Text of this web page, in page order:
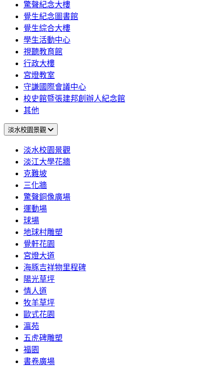
驚聲紀念大樓
覺生紀念圖書館
覺生綜合大樓
學生活動中心
視聽教育館
行政大樓
宮燈教室
守謙國際會議中心
校史館暨張建邦創辦人紀念館
其他
淡水校園景觀
淡水校園景觀
淡江大學花牆
克難坡
三化牆
驚聲銅像廣場
運動場
球場
地球村雕塑
覺軒花園
宮燈大道
海豚吉祥物里程碑
陽光草坪
情人道
牧羊草坪
歐式花園
瀛苑
五虎碑雕塑
福園
書卷廣場